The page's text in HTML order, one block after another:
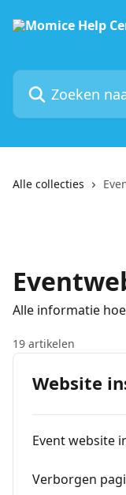
Zoeken naar
Alle collecties
Alle informatie
19 artikelen
Website
Event website
Verborgen